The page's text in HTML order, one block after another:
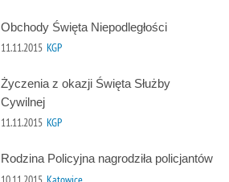
Obchody Święta Niepodległości
11.11.2015 KGP
Życzenia z okazji Święta Służby
Cywilnej
11.11.2015 KGP
Rodzina Policyjna nagrodziła policjantów